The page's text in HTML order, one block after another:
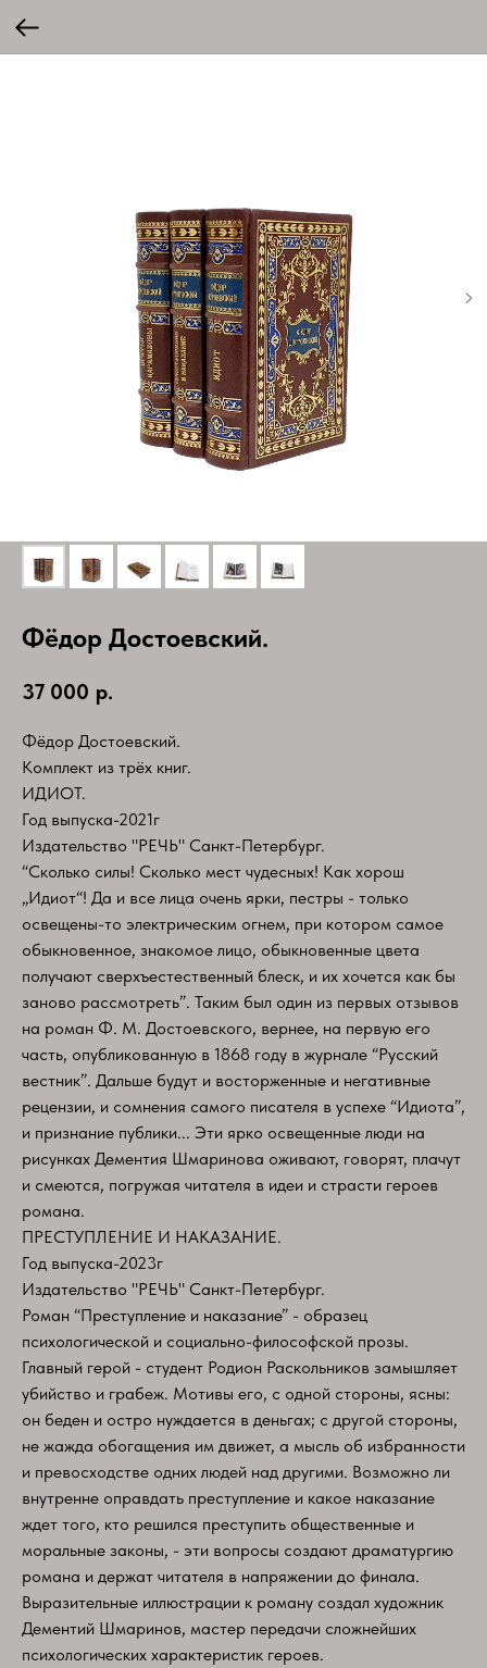
Фёдор Достоевский.
37 000 р.
Фёдор Достоевский.
Комплект из трёх книг.
ИДИОТ.
Год выпуска-2021г
Издательство "РЕЧЬ" Санкт-Петербург.
“Сколько силы! Сколько мест чудесных! Как хорош
„Идиот“! Да и все лица очень ярки, пестры - только
освещены-то электрическим огнем, при котором самое
обыкновенное, знакомое лицо, обыкновенные цвета
получают сверхъестественный блеск, и их хочется как бы
заново рассмотреть”. Таким был один из первых отзывов
на роман Ф. М. Достоевского, вернее, на первую его
часть, опубликованную в 1868 году в журнале “Русский
вестник”. Дальше будут и восторженные и негативные
рецензии, и сомнения самого писателя в успехе “Идиота”,
и признание публики... Эти ярко освещенные люди на
рисунках Дементия Шмаринова оживают, говорят, плачут
и смеются, погружая читателя в идеи и страсти героев
романа.
ПРЕСТУПЛЕНИЕ И НАКАЗАНИЕ.
Год выпуска-2023г
Издательство "РЕЧЬ" Санкт-Петербург.
Роман “Преступление и наказание” - образец
психологической и социально-философской прозы.
Главный герой - студент Родион Раскольников замышляет
убийство и грабеж. Мотивы его, с одной стороны, ясны:
он беден и остро нуждается в деньгах; с другой стороны,
не жажда обогащения им движет, а мысль об избранности
и превосходстве одних людей над другими. Возможно ли
внутренне оправдать преступление и какое наказание
ждет того, кто решился преступить общественные и
моральные законы, - эти вопросы создают драматургию
романа и держат читателя в напряжении до финала.
Выразительные иллюстрации к роману создал художник
Дементий Шмаринов, мастер передачи сложнейших
психологических характеристик героев.